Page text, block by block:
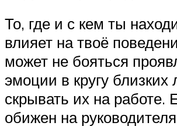
То, где и с кем ты
влияет на твоё
может не бояться
эмоции в кругу близких
скрывать их на работе.
обижен на